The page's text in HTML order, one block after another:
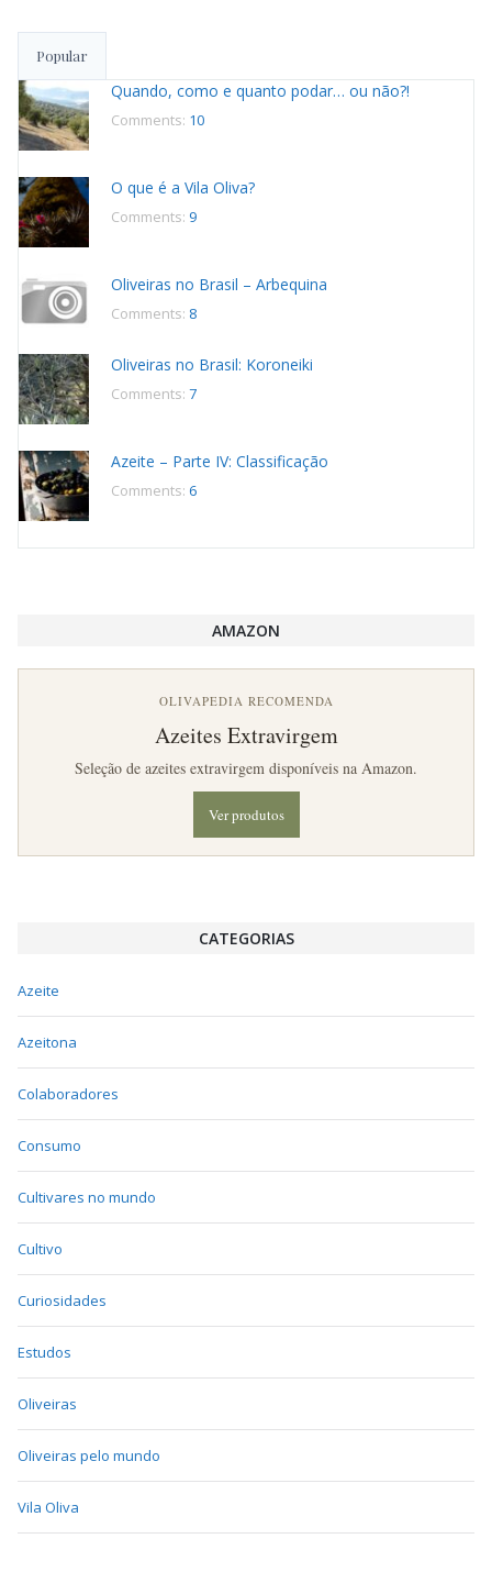
Popular
Quando, como e quanto podar… ou não?!
Comments: 10
O que é a Vila Oliva?
Comments: 9
Oliveiras no Brasil – Arbequina
Comments: 8
Oliveiras no Brasil: Koroneiki
Comments: 7
Azeite – Parte IV: Classificação
Comments: 6
AMAZON
OLIVAPEDIA RECOMENDA
Azeites Extravirgem
Seleção de azeites extravirgem disponíveis na Amazon.
Ver produtos
CATEGORIAS
Azeite
Azeitona
Colaboradores
Consumo
Cultivares no mundo
Cultivo
Curiosidades
Estudos
Oliveiras
Oliveiras pelo mundo
Vila Oliva